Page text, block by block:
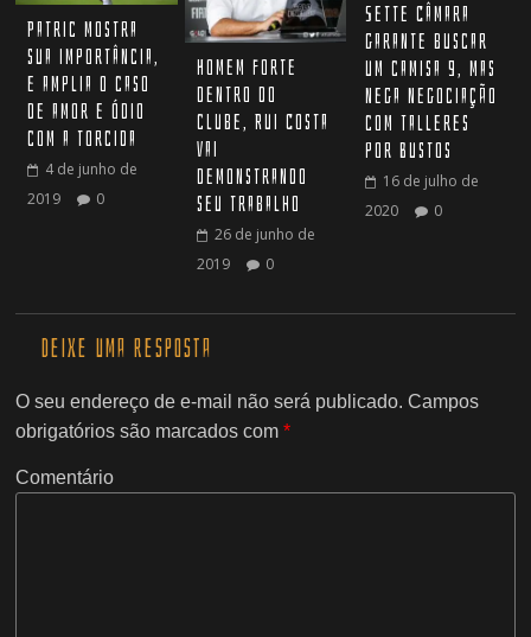
Patric mostra
sua importância,
e amplia o caso
de amor e ódio
com a torcida
4 de junho de
2019
0
Homem forte
dentro do
clube, Rui Costa
vai
demonstrando
seu trabalho
26 de junho de
2019
0
Sette Câmara
garante buscar
um camisa 9, mas
nega negociação
com Talleres
por Bustos
16 de julho de
2020
0
Deixe uma resposta
O seu endereço de e-mail não será publicado. Campos
obrigatórios são marcados com*
Comentário